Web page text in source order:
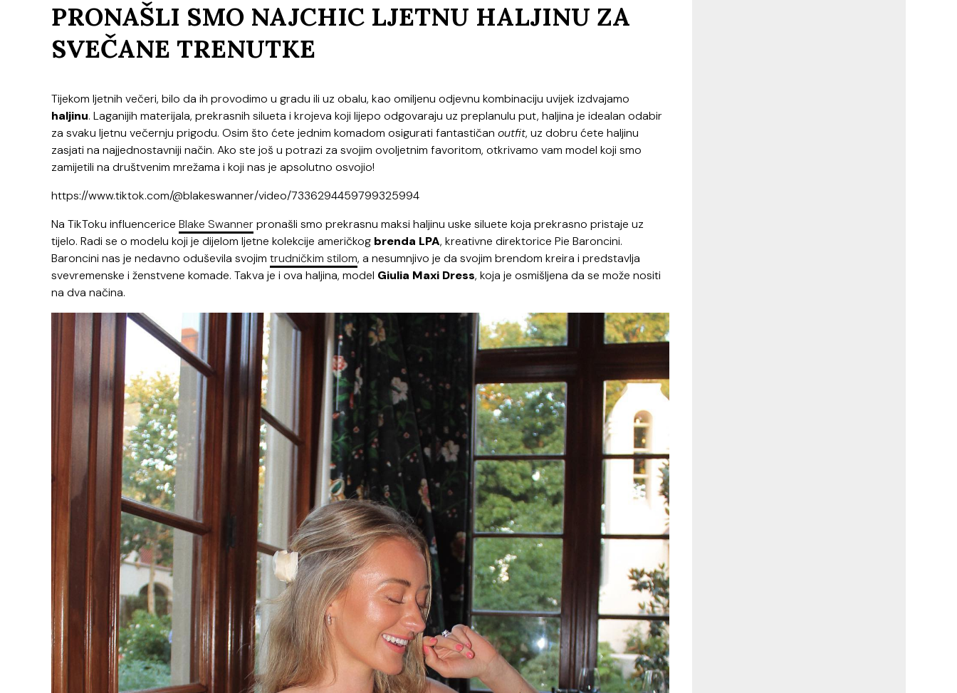
PRONAŠLI SMO NAJCHIC LJETNU HALJINU ZA
SVEČANE TRENUTKE
Tijekom ljetnih večeri, bilo da ih provodimo u gradu ili uz obalu, kao omiljenu odjevnu kombinaciju uvijek izdvajamo
haljinu. Laganijih materijala, prekrasnih silueta i krojeva koji lijepo odgovaraju uz preplanulu put, haljina je idealan odabir
za svaku ljetnu večernju prigodu. Osim što ćete jednim komadom osigurati fantastičan outfit, uz dobru ćete haljinu
zasjati na najjednostavniji način. Ako ste još u potrazi za svojim ovoljetnim favoritom, otkrivamo vam model koji smo
zamijetili na društvenim mrežama i koji nas je apsolutno osvojio!
https://www.tiktok.com/@blakeswanner/video/7336294459799325994
Na TikToku influencerice Blake Swannerpronašli smo prekrasnu maksi haljinu uske siluete koja prekrasno pristaje uz
tijelo. Radi se o modelu koji je dijelom ljetne kolekcije američkog brenda LPA, kreativne direktorice Pie Baroncini.
Baroncini nas je nedavno oduševila svojim trudničkim stilom, a nesumnjivo je da svojim brendom kreira i predstavlja
svevremenske i ženstvene komade. Takva je i ova haljina, model Giulia Maxi Dress, koja je osmišljena da se može nositi
na dva načina.